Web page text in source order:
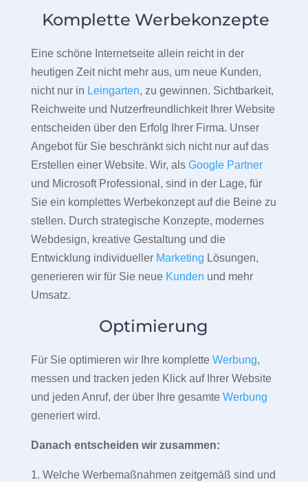
Komplette Werbekonzepte
Eine schöne Internetseite allein reicht in der
heutigen Zeit nicht mehr aus, um neue Kunden,
nicht nur in Leingarten, zu gewinnen. Sichtbarkeit,
Reichweite und Nutzerfreundlichkeit Ihrer Website
entscheiden über den Erfolg Ihrer Firma. Unser
Angebot für Sie beschränkt sich nicht nur auf das
Erstellen einer Website. Wir, als Google Partner
und Microsoft Professional, sind in der Lage, für
Sie ein komplettes Werbekonzept auf die Beine zu
stellen. Durch strategische Konzepte, modernes
Webdesign, kreative Gestaltung und die
Entwicklung individueller Marketing Lösungen,
generieren wir für Sie neue Kunden und mehr
Umsatz.
Optimierung
Für Sie optimieren wir Ihre komplette Werbung,
messen und tracken jeden Klick auf Ihrer Website
und jeden Anruf, der über Ihre gesamte Werbung
generiert wird.
Danach entscheiden wir zusammen:
1. Welche Werbemaßnahmen zeitgemäß sind und